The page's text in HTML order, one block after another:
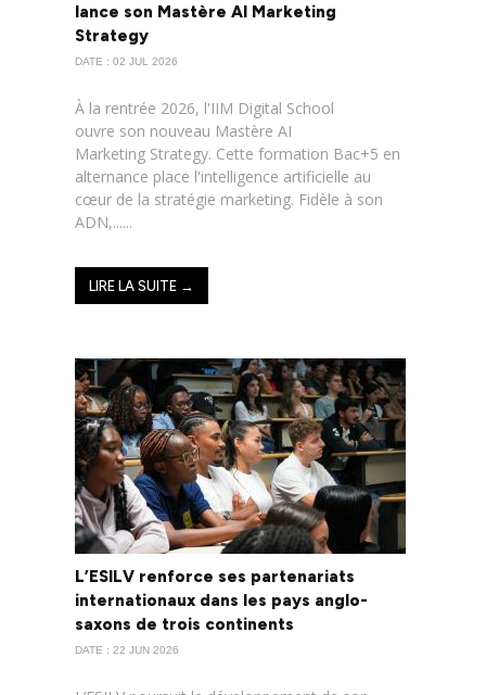
lance son Mastère AI Marketing
Strategy
DATE : 02 JUL 2026
À la rentrée 2026, l'IIM Digital School
ouvre son nouveau Mastère AI
Marketing Strategy. Cette formation Bac+5 en
alternance place l'intelligence artificielle au
cœur de la stratégie marketing. Fidèle à son
ADN,......
LIRE LA SUITE →
L’ESILV renforce ses partenariats
internationaux dans les pays anglo-
saxons de trois continents
DATE : 22 JUN 2026